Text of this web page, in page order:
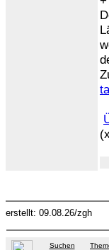
erstellt: 09.08.26/zgh
Suchen